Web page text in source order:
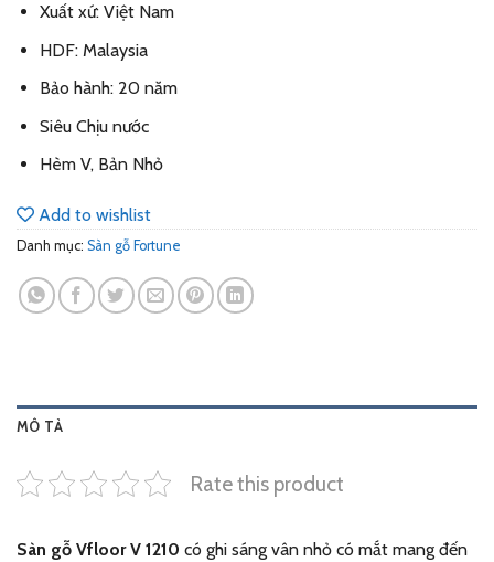
Xuất xứ: Việt Nam
HDF: Malaysia
Bảo hành: 20 năm
Siêu Chịu nước
Hèm V, Bản Nhỏ
Add to wishlist
Danh mục: Sàn gỗ Fortune
MÔ TẢ
Rate this product
Sàn gỗ VfloorV 1210 có ghi sáng vân nhỏ có mắt mang đến